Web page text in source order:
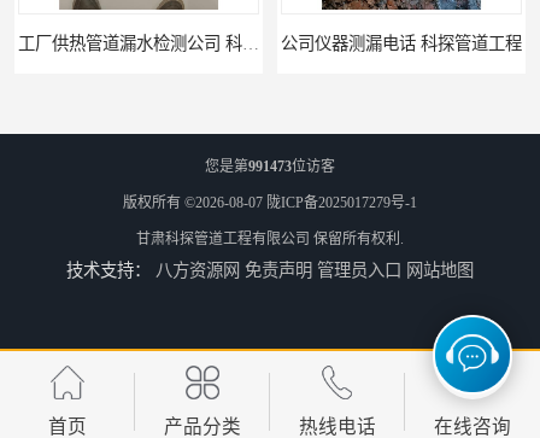
公司仪器测漏电话 科探管道工程
工厂管道工程 科探管道工程 市政供热管道漏水检测 科探管道工程
您是第991473位访客
版权所有 ©2026-08-07 陇ICP备2025017279号-1
甘肃科探管道工程有限公司 保留所有权利.
技术支持： 八方资源网 免责声明 管理员入口 网站地图
首页 产品分类 热线电话 在线咨询